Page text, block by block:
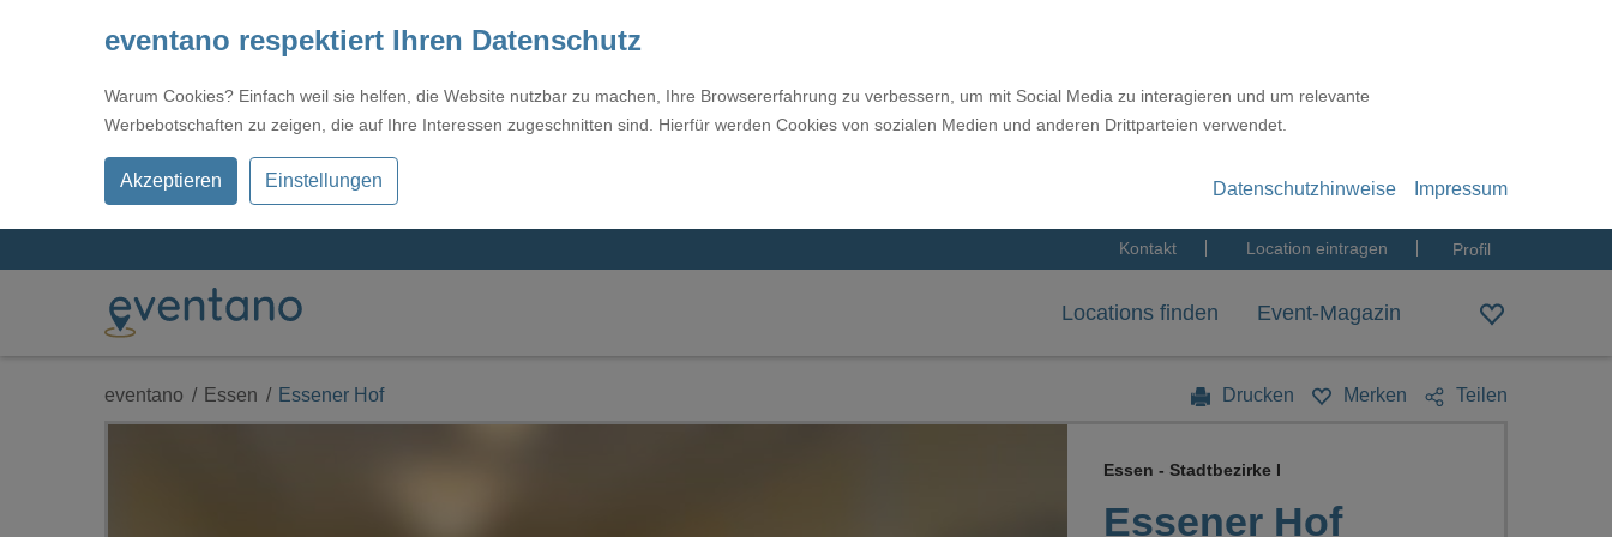
eventano respektiert Ihren Datenschutz
Warum Cookies? Einfach weil sie helfen, die Website nutzbar zu machen, Ihre Browsererfahrung zu verbessern, um mit Social Media zu interagieren und um relevante
Werbebotschaften zu zeigen, die auf Ihre Interessen zugeschnitten sind. Hierfür werden Cookies von sozialen Medien und anderen Drittparteien verwendet.
Akzeptieren Einstellungen Datenschutzhinweise Impressum
Kontakt Location eintragen Profil
Locations finden Event-Magazin
eventano Essen Essener Hof Drucken Merken Teilen
Essener Hof
Essen - Stadtbezirke I